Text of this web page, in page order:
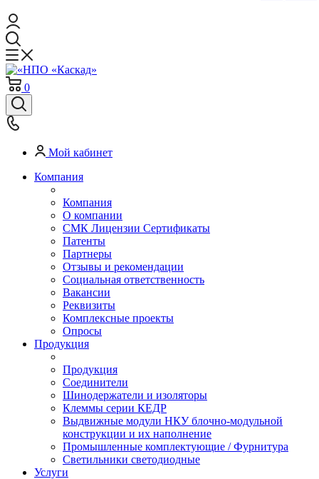
0
Мой кабинет
Компания
Компания
О компании
СМК Лицензии Сертификаты
Патенты
Партнеры
Отзывы и рекомендации
Социальная ответственность
Вакансии
Реквизиты
Комплексные проекты
Опросы
Продукция
Продукция
Соединители
Шинодержатели и изоляторы
Клеммы серии КЕДР
Выдвижные модули НКУ блочно-модульной
конструкции и их наполнение
Промышленные комплектующие / Фурнитура
Светильники светодиодные
Услуги